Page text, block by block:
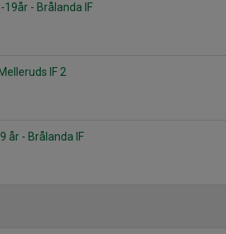
19år - Brålanda IF
IF 2
år - Brålanda IF